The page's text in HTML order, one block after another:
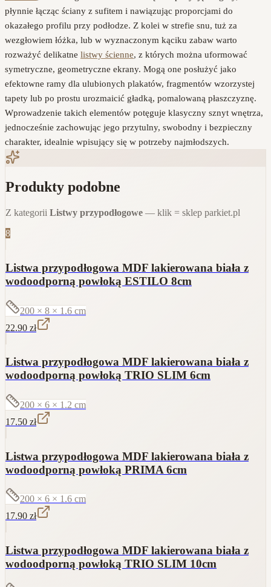
płynnie łącząc ściany z sufitem i nawiązując proporcjami do
okazałego profilu przy podłodze. Z kolei w strefie snu, tuż za
wezgłowiem łóżka, lub w wyznaczonym kąciku zabaw warto
rozważyć delikatne listwy ścienne, z których można uformować
symetryczne, geometryczne ekrany. Mogą one posłużyć jako
efektowne ramy dla ulubionych plakatów, fragmentów wzorzystej
tapety lub po prostu urozmaicić gładką, pomalowaną płaszczyznę.
Wprowadzenie takich elementów potęguje klasyczny sznyt wnętrza,
jednocześnie zachowując jego przytulny, swobodny i bezpieczny
charakter, idealnie wpisujący się w potrzeby najmłodszych.
Produkty podobne
Z kategorii Listwy przypodłogowe — klik = sklep parkiet.pl
8
Listwa przypodłogowa MDF lakierowana biała z
wodoodporną powłoką ESTILO 8cm
200 × 8 × 1.6 cm
22.90 zł
Listwa przypodłogowa MDF lakierowana biała z
wodoodporną powłoką TRIO SLIM 6cm
200 × 6 × 1.2 cm
17.50 zł
Listwa przypodłogowa MDF lakierowana biała z
wodoodporną powłoką PRIMA 6cm
200 × 6 × 1.6 cm
17.90 zł
Listwa przypodłogowa MDF lakierowana biała z
wodoodporną powłoką TRIO SLIM 10cm